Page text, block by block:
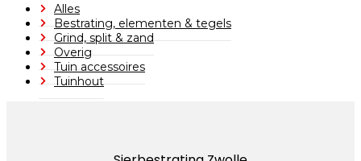
Alles
Bestrating, elementen & tegels
Grind, split & zand
Overig
Tuin accessoires
Tuinhout